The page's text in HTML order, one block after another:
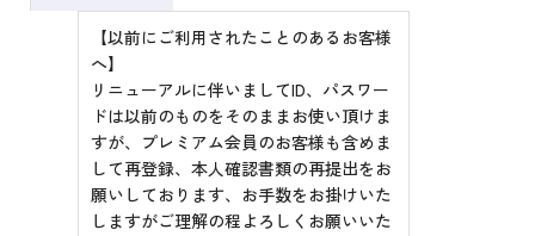
【以前にご利用されたことのあるお客様
へ】
リニューアルに伴いましてID、パスワー
ドは以前のものをそのままお使い頂けま
すが、プレミアム会員のお客様も含めま
して再登録、本人確認書類の再提出をお
願いしております、お手数をお掛けいた
しますがご理解の程よろしくお願いいた